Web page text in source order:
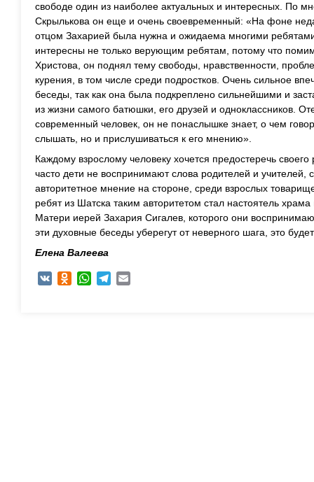
свободе один из наиболее актуальных и интересных. По
Скрылькова он еще и очень своевременный: «На фоне
отцом Захарией была нужна и ожидаема многими
интересны не только верующим ребятам, потому что
Христова, он поднял тему свободы, нравственности,
курения, в том числе среди подростков. Очень сильное
беседы, так как она была подкреплено сильнейшими и
из жизни самого батюшки, его друзей и одноклассников.
современный человек, он не понаслышке знает, о чем
слышать, но и прислушиваться к его мнению».
Каждому взрослому человеку хочется предостеречь
часто дети не воспринимают слова родителей и
авторитетное мнение на стороне, среди взрослых
ребят из Шатска таким авторитетом стал настоятель
Матери иерей Захария Сигалев, которого они
эти духовные беседы уберегут от неверного шага, это
Елена Валеева
VK Odnoklassniki
WhatsAppTelegram